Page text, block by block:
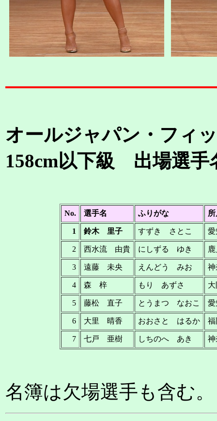
オールジャパン・フィ
158cm以下級 出場選手
No. 選手名 ふりがな
1 鈴木 里子 すずき さとこ 愛
2 西水流 由貴 にしずる ゆき
3 遠藤 未央 えんどう みお 神
4 森 梓 もり あずさ
5 藤松 直子 とうまつ なおこ 愛
6 大里 晴香 おおさと はるか 福
7 七戸 亜樹 しちのへ あき 神
名簿は欠場選手も含む